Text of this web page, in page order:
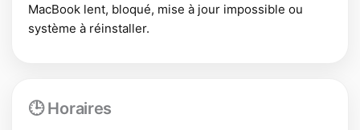
MacBook lent, bloqué, mise à jour impossible ou
système à réinstaller.
🕒 Horaires